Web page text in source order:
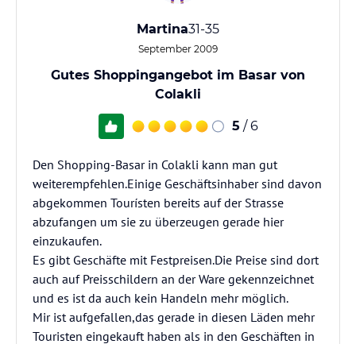
Martina31-35
September 2009
Gutes Shoppingangebot im Basar von
Colakli
5 / 6
Den Shopping-Basar in Colakli kann man gut
weiterempfehlen.Einige Geschäftsinhaber sind davon
abgekommen Tourísten bereits auf der Strasse
abzufangen um sie zu überzeugen gerade hier
einzukaufen.
Es gibt Geschäfte mit Festpreisen.Die Preise sind dort
auch auf Preisschildern an der Ware gekennzeichnet
und es ist da auch kein Handeln mehr möglich.
Mir ist aufgefallen,das gerade in diesen Läden mehr
Touristen eingekauft haben als in den Geschäften in